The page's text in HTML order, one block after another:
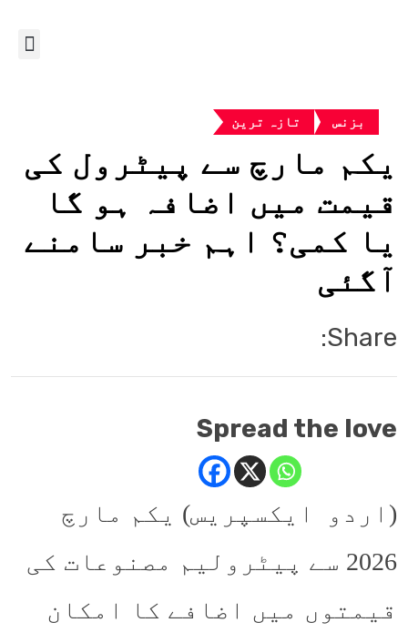
بزنس تازہ ترین
یکم مارچ سے پیٹرول کی
قیمت میں اضافہ ہو گا
یا کمی؟ اہم خبر سامنے
آگئی
Share:
Spread the love
(اردو ایکسپریس) یکم مارچ
2026 سے پیٹرولیم مصنوعات کی
قیمتوں میں اضافے کا امکان